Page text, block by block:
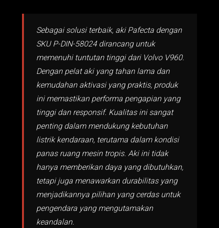
Sebagai solusi terbaik, aki Pafecta dengan
SKU P-DIN-58024 dirancang untuk
memenuhi tuntutan tinggi dari Volvo V960.
Dengan pelat aki yang tahan lama dan
kemudahan aktivasi yang praktis, produk
ini memastikan performa pengapian yang
tinggi dan responsif. Kualitas ini sangat
penting dalam mendukung kebutuhan
listrik kendaraan, terutama dalam kondisi
panas ruang mesin tropis. Aki ini tidak
hanya memberikan daya yang dibutuhkan,
tetapi juga menawarkan durabilitas yang
menjadikannya pilihan yang cerdas untuk
pengendara yang mengutamakan
keandalan.